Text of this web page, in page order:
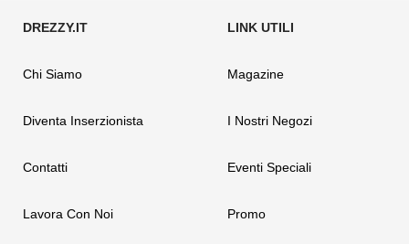
Chi Siamo
Diventa Inserzionista
Contatti
Lavora Con Noi
Magazine
I Nostri Negozi
Eventi Speciali
Promo